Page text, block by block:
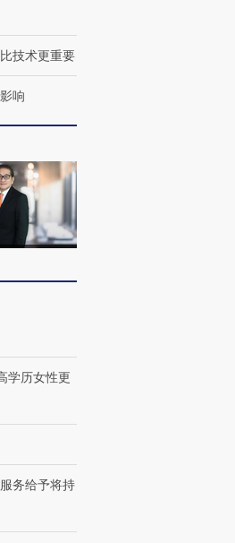
技术更重要
响
学历女性更
务给予将持